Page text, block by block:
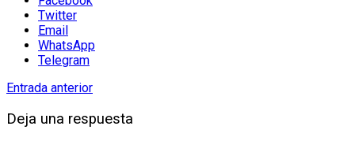
Twitter
Email
WhatsApp
Telegram
Entrada anterior
Deja una respuesta